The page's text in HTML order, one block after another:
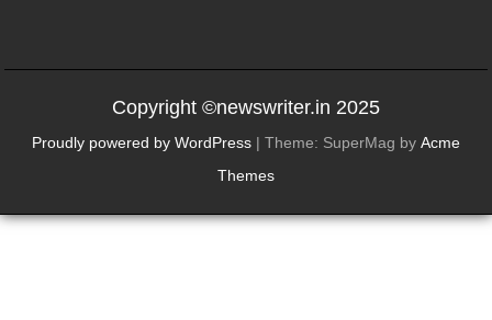
Copyright ©newswriter.in 2025
Proudly powered by WordPress | Theme: SuperMag by Acme
Themes